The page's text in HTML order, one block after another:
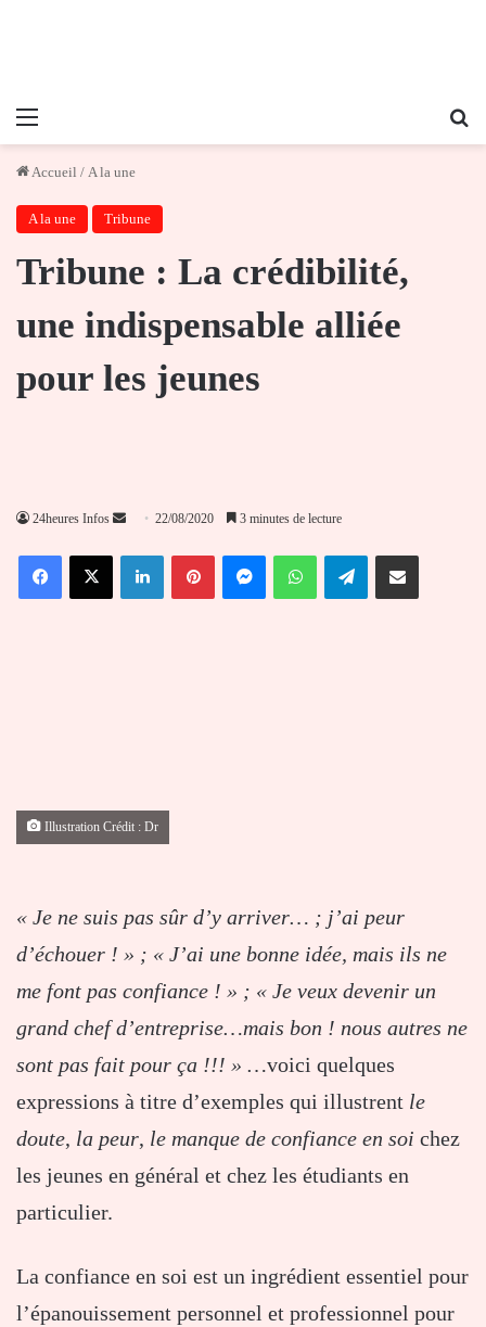
Menu
Accueil / A la une
A la une Tribune
Tribune : La crédibilité,
une indispensable alliée
pour les jeunes
24heures Infos
Envoyer
courriel
22/08/2020 3 minutes de lecture
FacebookX LinkedinPinterestMessengerWhatsAppTelegramPartager par email
Illustration Crédit : Dr
« Je ne suis pas sûr d’y arriver… ; j’ai peur
d’échouer ! » ; « J’ai une bonne idée, mais ils ne
me font pas confiance ! » ; « Je veux devenir un
grand chef d’entreprise…mais bon ! nous autres ne
sont pas fait pour ça !!! » …voici quelques
expressions à titre d’exemples qui illustrent le
doute, la peur, le manque de confiance en soi chez
les jeunes en général et chez les étudiants en
particulier.
La confiance en soi est un ingrédient essentiel pour
l’épanouissement personnel et professionnel pour